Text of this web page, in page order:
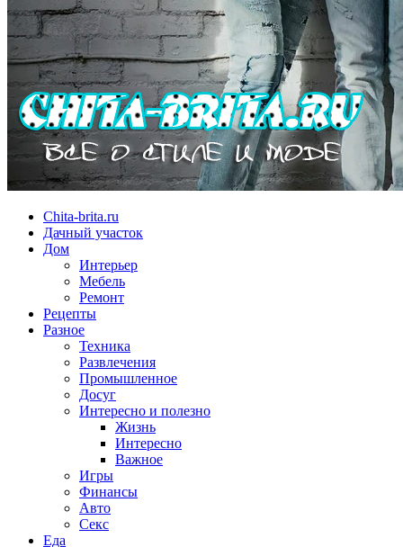
Chita-brita.ru
Дачный участок
Дом
Интерьер
Мебель
Ремонт
Рецепты
Разное
Техника
Развлечения
Промышленное
Досуг
Интересно и полезно
Жизнь
Интересно
Важное
Игры
Финансы
Авто
Секс
Еда